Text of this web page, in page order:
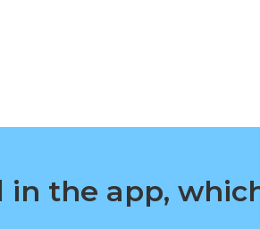
the app,